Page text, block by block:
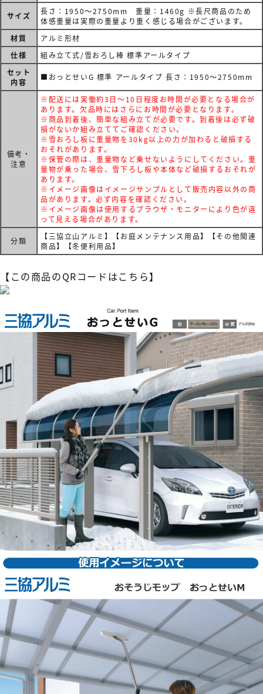
サイズ
長さ：1950～2750mm 重量：1460g ※長尺商品のため
体感重量は実際の重量より重く感じる場合がございます。
材質
アルミ形材
仕様
組み立て式/雪おろし棒 標準アールタイプ
セット
内容
■おっとせいG 標準 アールタイプ 長さ：1950～2750mm
備考・
注意
※配送には実働約3日～10日程度お時間が必要となる場合が
あります。欠品時にはさらにお時間が必要となります。
※商品到着後、簡単な組み立てが必要です。到着後は必ず破
損がないか組み立ててご確認ください。
※雪おろし板に重量物を30kg以上の力が加わると破損する
おそれがあります。
※保管の際は、重量物など乗せないようにしてください。重
量物が乗った場合、雪下ろし板や本体など破損するおそれが
あります。
※イメージ画像はイメージサンプルとして販売内容以外の商
品があります。必ず内容を確認ください。
※イメージ画像は使用するブラウザ・モニターにより色が違
って見える場合があります。
分類
【三協立山アルミ】【お庭メンテナンス用品】【その他関連
商品】【冬便利用品】
【この商品のQRコードはこちら】